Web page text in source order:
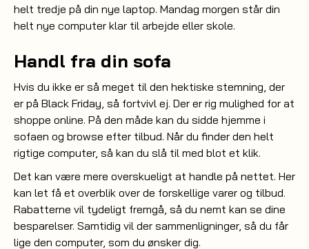
helt tredje på din nye laptop. Mandag morgen står din
helt nye computer klar til arbejde eller skole.
Handl fra din sofa
Hvis du ikke er så meget til den hektiske stemning, der
er på Black Friday, så fortvivl ej. Der er rig mulighed for at
shoppe online. På den måde kan du sidde hjemme i
sofaen og browse efter tilbud. Når du finder den helt
rigtige computer, så kan du slå til med blot et klik.
Det kan være mere overskueligt at handle på nettet. Her
kan let få et overblik over de forskellige varer og tilbud.
Rabatterne vil tydeligt fremgå, så du nemt kan se dine
besparelser. Samtidig vil der sammenligninger, så du får
lige den computer, som du ønsker dig.